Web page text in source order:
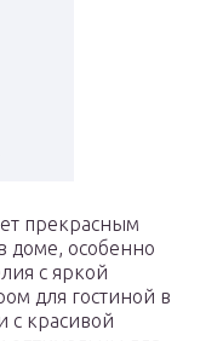
прекрасным
доме, особенно
с яркой
для гостиной в
с красивой